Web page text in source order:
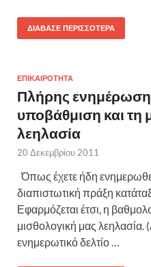
ΔΙΆΒΑΣΕ ΠΕΡΙΣΣΌΤΕΡΑ
ΕΠΙΚΑΙΡΟΤΗΤΑ
Πλήρης ενημέρωση
υποβάθμιση και τη
λεηλασία
20 Δεκεμβρίου 2011
Όπως έχετε ήδη
διαπιστωτική πράξη
Εφαρμόζεται έτσι, η
μισθολογική μας λεηλασία.
ενημερωτικό δελτίο …